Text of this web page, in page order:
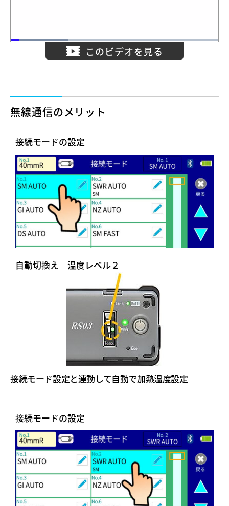
このビデオを見る
無線通信のメリット
接続モードの設定
自動切換え 温度レベル２
接続モード設定と連動して自動で加熱温度設定
接続モードの設定